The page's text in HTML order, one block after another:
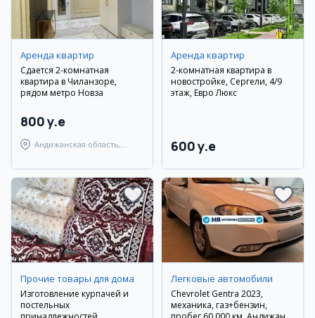
Аренда квартир
Сдается 2-комнатная
квартира в Чиланзоре,
рядом метро Новза
800 y.e
Андижанская область,
Аренда квартир
2-комнатная квартира в
новостройке, Сергели, 4/9
этаж, Евро Люкс
600 y.e
Прочие товары для дома
Изготовление курпачей и
постельных
Легковые автомобили
Chevrolet Gentra 2023,
механика, газ+бензин,